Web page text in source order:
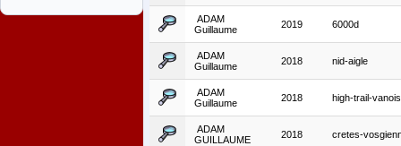
ADAM
Guillaume
2019 6000d
ADAM
Guillaume
2018 nid-aigle
ADAM
Guillaume
2018 high-trail-
ADAM
GUILLAUME
2018 cretes-